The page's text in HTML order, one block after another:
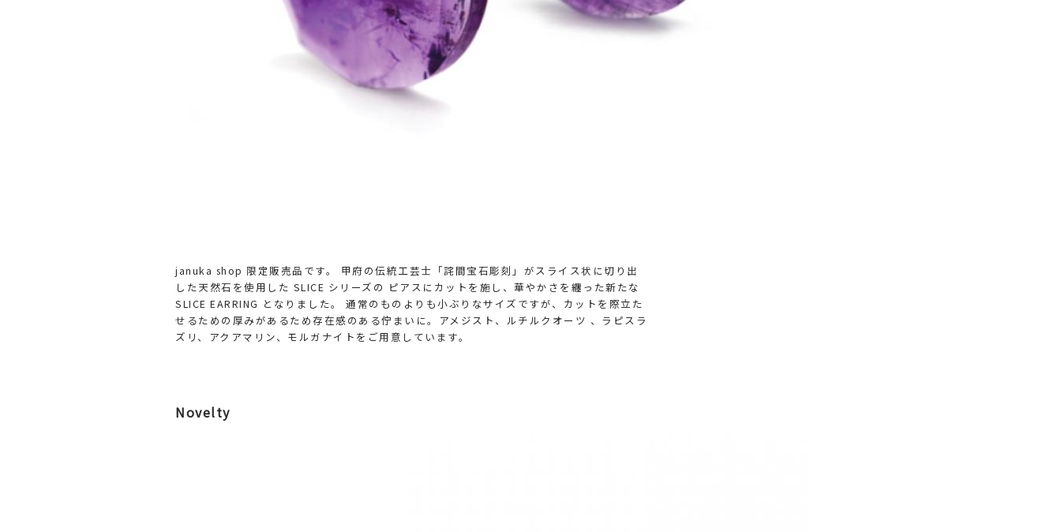
januka shop 限定販売品です。 甲府の伝統工芸士「詫間宝石彫刻」がスライス状に切り出
した天然石を使用した SLICE シリーズの ピアスにカットを施し、華やかさを纏った新たな
SLICE EARRING となりました。 通常のものよりも小ぶりなサイズですが、カットを際立た
せるための厚みがあるため存在感のある佇まいに。アメジスト、ルチルクオーツ 、ラピスラ
ズリ、アクアマリン、モルガナイトをご用意しています。
Novelty